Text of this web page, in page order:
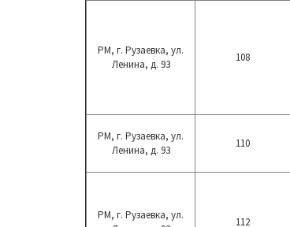
РМ, г. Рузаевка, ул.
Ленина, д. 93
108
РМ, г. Рузаевка, ул.
Ленина, д. 93
110
РМ, г. Рузаевка, ул.
112